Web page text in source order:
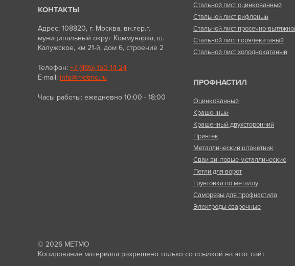
КОНТАКТЫ
Адрес: 108820, г. Москва, вн.тер.г.
муниципальный округ Коммунарка, ш.
Калужское, км 21-й, дом 6, строение 2
Телефон: +7 (495) 150 14 24
E-mail: info@metmo.ru
Часы работы: ежедневно 10:00 - 18:00
Стальной лист оцинкованный
Стальной лист рифленый
Стальной лист просечно-
Стальной лист горячекатаный
Стальной лист холоднокатаный
ПРОФНАСТИЛ
Оцинкованный
Крашенный
Крашенный двухсторонний
Принтек
Металлический штакетник
Сваи винтовые металлические
Петли для ворот
Грунтовка по металлу
Саморезы для профнастила
Электроды сварочные
© 2026 МЕТМО
Копирование материала разрешено только со ссылкой на этот сайт